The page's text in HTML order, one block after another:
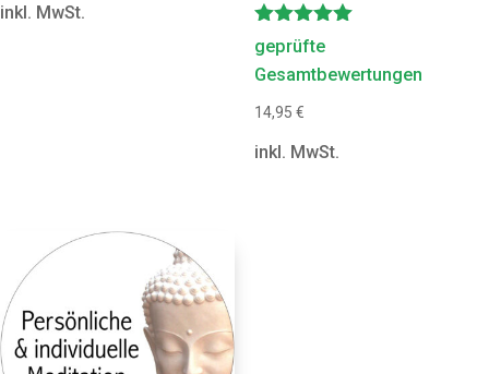
inkl. MwSt.
Bewertet
mit
5.00
geprüfte
Gesamtbewertungen
14,95 €
inkl. MwSt.